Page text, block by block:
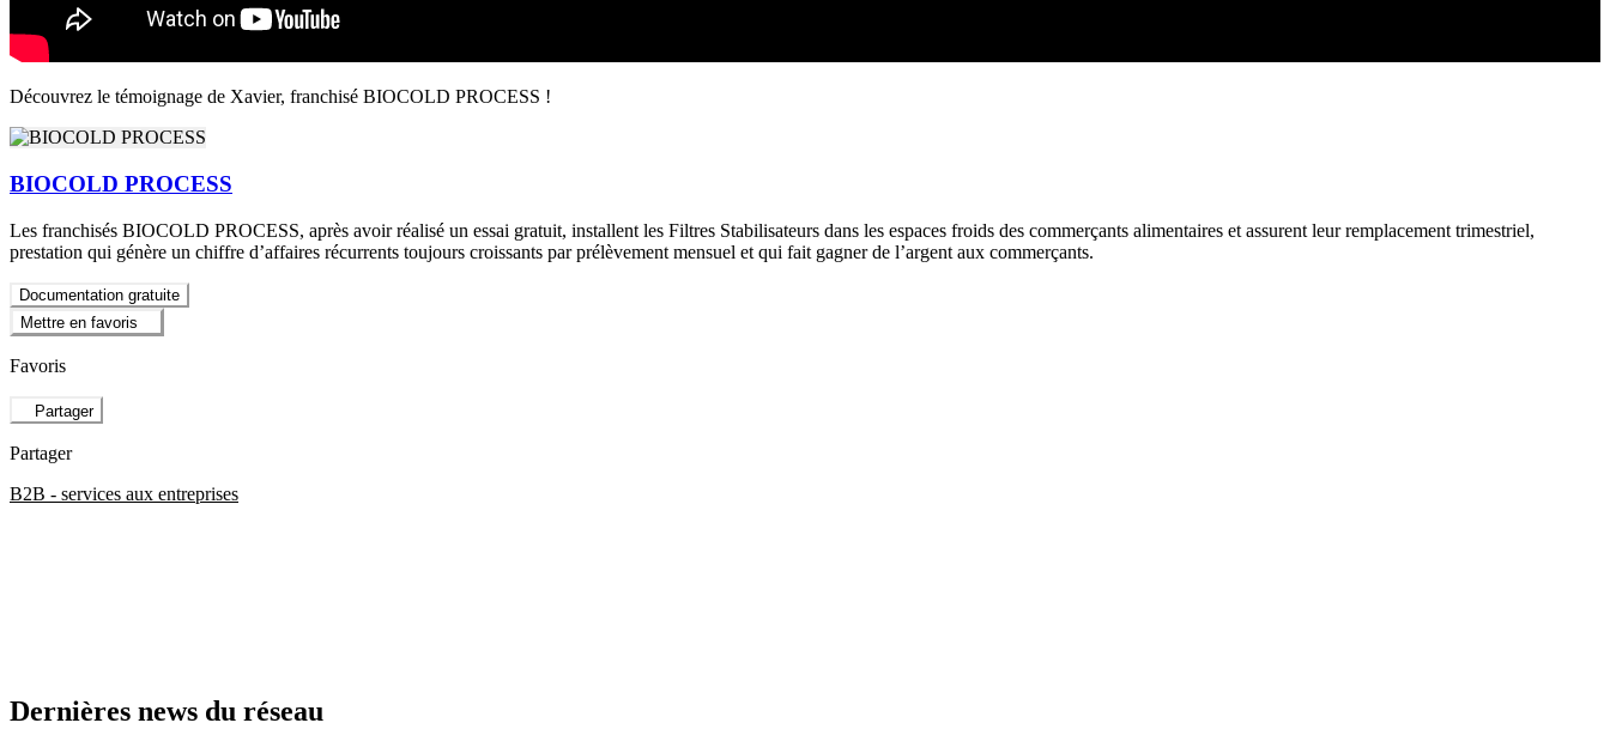
Découvrez le témoignage de Xavier, franchisé BIOCOLD PROCESS !
BIOCOLD PROCESS
Les franchisés BIOCOLD PROCESS, après avoir réalisé un essai gratuit, installent les Filtres Stabilisateurs dans les espaces froids des commerçants alimentaires et assurent leur remplacement trimestriel,
prestation qui génère un chiffre d’affaires récurrents toujours croissants par prélèvement mensuel et qui fait gagner de l’argent aux commerçants.
Documentation gratuite
Mettre en favoris
Favoris
Partager
Partager
B2B - services aux entreprises
Dernières news du réseau